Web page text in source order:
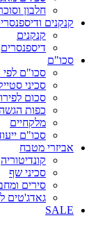
חלבון
קנקנים
קנקנים
דיספנסרים
סכו"ם
סכו"ם לפי
סכיני
סכום
כפות
מלקחיים
סכו"ם
אביזרי מטבח
קונדיטוריה
סכיני שף
סירים
גאדג'טים
SALE